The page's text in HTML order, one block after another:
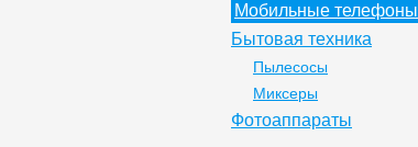
Мобильные телефоны
Бытовая техника
Пылесосы
Миксеры
Фотоаппараты